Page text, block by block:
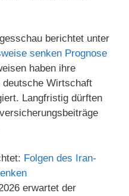
berichtet unter
senken Prognose
haben ihre
deutsche Wirtschaft
Langfristig dürften
Folgen des Iran-
erwartet der